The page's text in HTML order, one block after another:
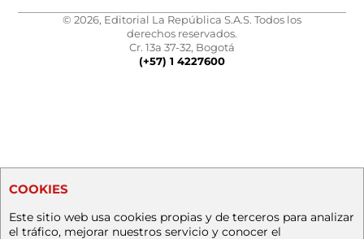
© 2026, Editorial La República S.A.S. Todos los
derechos reservados.
Cr. 13a 37-32, Bogotá
(+57) 1 4227600
COOKIES
Este sitio web usa cookies propias y de terceros para analizar
el tráfico, mejorar nuestros servicio y conocer el